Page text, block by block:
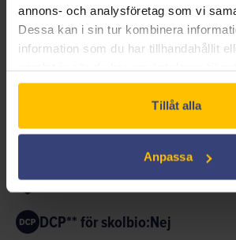
annons- och analysföretag som vi
Dessa kan i sin tur kombinera
information som du har tillhandahållit
Tillåt alla
Anpassa
ACTION FANTASY ÄVENTYR
Ingår i Swedish Film Licens*:Ja
DCP** för skolbio:Nej